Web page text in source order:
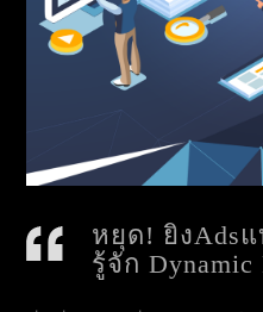
หยุด! ยิงAds
รู้จัก Dynamic